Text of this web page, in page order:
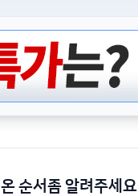
순서좀 알려주세요